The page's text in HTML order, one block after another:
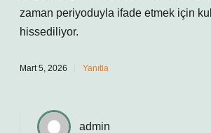
zaman periyoduyla ifade etmek için
hissediliyor.
Mart 5, 2026 Yanıtla
admin